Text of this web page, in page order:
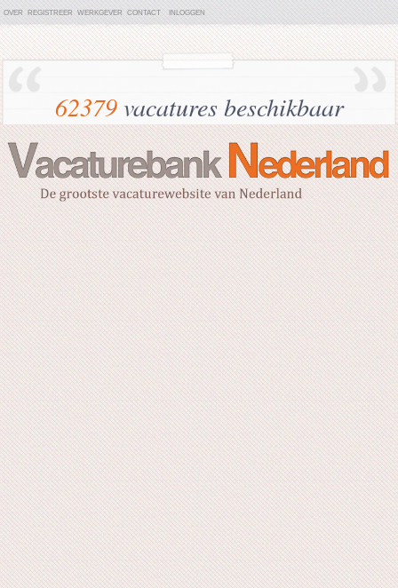
OVER REGISTREER WERKGEVER CONTACT INLOGGEN
62379vacatures beschikbaar